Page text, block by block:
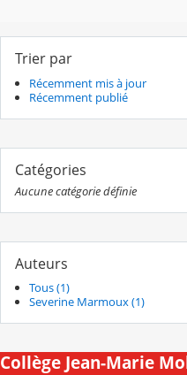
Trier par
Récemment mis à jour
Récemment publié
Catégories
Aucune catégorie définie
Auteurs
Tous (1)
Severine Marmoux (1)
Collège Jean-Marie